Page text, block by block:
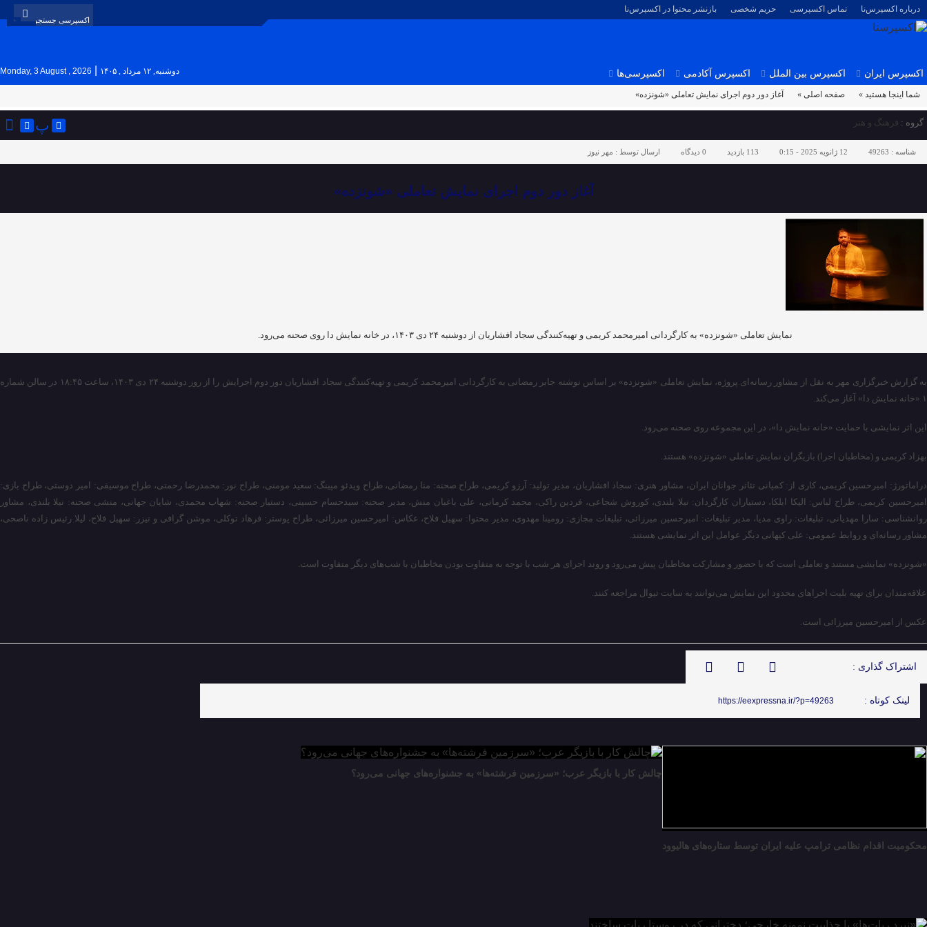
درباره اکسپرس‌نا تماس اکسپرسی حریم شخصی بازنشر محتوا در اکسپرس‌نا
اکسپرس ایران اکسپرس بین الملل اکسپرس آکادمی اکسپرسی‌ها دوشنبه, ۱۲ مرداد , ۱۴۰۵ Monday, 3 August , 2026
شما اینجا هستید » صفحه اصلی » آغاز دور دوم اجرای نمایش تعاملی «شونزده‌»
گروه : فرهنگ و هنر پ
شناسه : 49263 12 ژانویه 2025 - 0:15 113 بازدید 0 دیدگاه ارسال توسط : مهر نیوز
آغاز دور دوم اجرای نمایش تعاملی «شونزده‌»
نمایش تعاملی «شونزده» به کارگردانی امیرمحمد کریمی و تهیه‌کنندگی سجاد افشاریان از دوشنبه ۲۴ دی‌ ۱۴۰۳، در خانه ‌نمایش ‌دا روی صحنه می‌رود.
به گزارش خبرگزاری مهر به نقل از مشاور رسانه‌ای پروژه، نمایش تعاملی «شونزده» بر اساس نوشته جابر رمضانی به کارگردانی امیرمحمد کریمی و تهیه‌کنندگی سجاد افشاریان دور دوم اجرایش را از روز دوشنبه ۲۴ دی‌ ۱۴۰۳، ساعت ۱۸:۴۵ در سالن ‌شماره
‌۱ «خانه ‌نمایش ‌دا» آغاز می‌کند.
این اثر نمایشی با حمایت «خانه نمایش دا»، در این مجموعه روی صحنه می‌رود.
بهزاد ‌کریمی و (مخاطبان اجرا) بازیگران نمایش تعاملی «شونزده» هستند.
دراماتورژ: امیرحسین ‌کریمی، کاری از: کمپانی تئاتر جوانان ایران، مشاور هنری: سجاد ‌افشاریان، مدیر تولید: آرزو کریمی، طراح صحنه: منا ‌رمضانی، طراح ویدئو مپینگ: سعید مومنی، طراح نور: محمدرضا ‌رحمتی، طراح موسیقی: امیر ‌دوستی، طراح بازی:
امیرحسین کریمی، طراح لباس: الیکا ایلکا، دستیاران کارگردان: نیلا بلندی، کوروش ‌شجاعی، فردین ‌راکی، محمد کرمانی، علی باغبان منش، مدیر صحنه: سیدحسام ‌حسینی، دستیار صحنه: شهاب محمدی، شایان جهانی، منشی صحنه: نیلا بلندی، مشاور
روانشناسی: سارا مهدیانی، تبلیغات: راوی ‌مدیا، مدیر تبلیغات: امیرحسین ‌میرزائی، تبلیغات مجازی: رومینا ‌مهدوی، مدیر محتوا: سهیل ‌فلاح، عکاس: امیرحسین ‌میرزائی، طراح پوستر: فرهاد ‌توکلی، موشن گرافی و تیزر: سهیل ‌فلاح، لیلا ‌رئیس ‌زاده ‌ناصحی،
مشاور رسانه‌ای و روابط عمومی: علی ‌کیهانی دیگر عوامل این اثر نمایشی هستند.
«شونزده» نمایشی مستند و تعاملی است که با حضور و مشارکت مخاطبان پیش‌ می‌رود و روند اجرای هر شب با توجه به متفاوت بودن مخاطبان با شب‌های دیگر متفاوت است.
علاقه‌مندان برای تهیه بلیت اجراهای محدود این نمایش می‌توانند به سایت تیوال مراجعه کنند.
عکس از امیرحسین ‌میرزائی است.
اشتراک گذاری :
لینک کوتاه : https://eexpressna.ir/?p=49263
محکومیت اقدام نظامی ترامپ علیه ایران توسط ستاره‌های هالیوود
چالش کار با بازیگر عرب؛ «سرزمین فرشته‌ها» به جشنواره‌های جهانی می‌رود؟